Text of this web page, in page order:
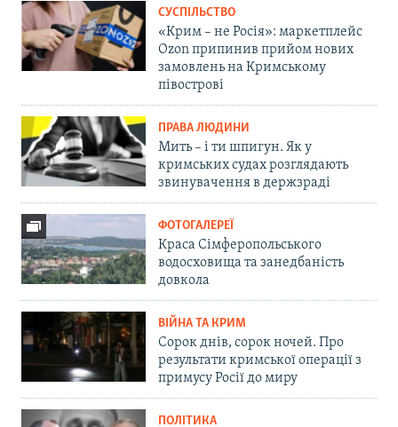
СУСПІЛЬСТВО
«Крим – не Росія»: маркетплейс
Ozon припинив прийом нових
замовлень на Кримському
півострові
ПРАВА ЛЮДИНИ
Мить – і ти шпигун. Як у
кримських судах розглядають
звинувачення в держзраді
ФОТОГАЛЕРЕЇ
Краса Сімферопольського
водосховища та занедбаність
довкола
ВІЙНА ТА КРИМ
Сорок днів, сорок ночей. Про
результати кримської операції з
примусу Росії до миру
ПОЛІТИКА